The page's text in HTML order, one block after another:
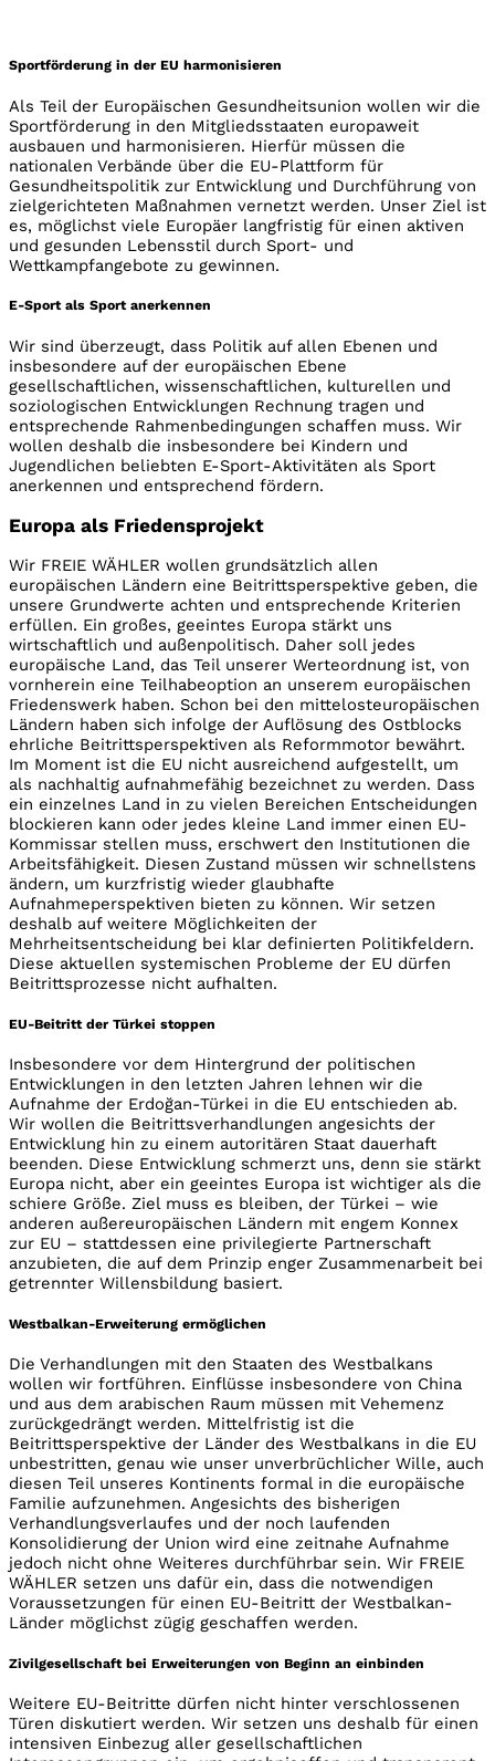
Sportförderung in der EU harmonisieren
Als Teil der Europäischen Gesundheitsunion wollen wir die
Sportförderung in den Mitgliedsstaaten europaweit
ausbauen und harmonisieren. Hierfür müssen die
nationalen Verbände über die EU-Plattform für
Gesundheitspolitik zur Entwicklung und Durchführung von
zielgerichteten Maßnahmen vernetzt werden. Unser Ziel ist
es, möglichst viele Europäer langfristig für einen aktiven
und gesunden Lebensstil durch Sport- und
Wettkampfangebote zu gewinnen.
E-Sport als Sport anerkennen
Wir sind überzeugt, dass Politik auf allen Ebenen und
insbesondere auf der europäischen Ebene
gesellschaftlichen, wissenschaftlichen, kulturellen und
soziologischen Entwicklungen Rechnung tragen und
entsprechende Rahmenbedingungen schaffen muss. Wir
wollen deshalb die insbesondere bei Kindern und
Jugendlichen beliebten E-Sport-Aktivitäten als Sport
anerkennen und entsprechend fördern.
Europa als Friedensprojekt
Wir FREIE WÄHLER wollen grundsätzlich allen
europäischen Ländern eine Beitrittsperspektive geben, die
unsere Grundwerte achten und entsprechende Kriterien
erfüllen. Ein großes, geeintes Europa stärkt uns
wirtschaftlich und außenpolitisch. Daher soll jedes
europäische Land, das Teil unserer Werteordnung ist, von
vornherein eine Teilhabeoption an unserem europäischen
Friedenswerk haben. Schon bei den mittelosteuropäischen
Ländern haben sich infolge der Auflösung des Ostblocks
ehrliche Beitrittsperspektiven als Reformmotor bewährt.
Im Moment ist die EU nicht ausreichend aufgestellt, um
als nachhaltig aufnahmefähig bezeichnet zu werden. Dass
ein einzelnes Land in zu vielen Bereichen Entscheidungen
blockieren kann oder jedes kleine Land immer einen EU-
Kommissar stellen muss, erschwert den Institutionen die
Arbeitsfähigkeit. Diesen Zustand müssen wir schnellstens
ändern, um kurzfristig wieder glaubhafte
Aufnahmeperspektiven bieten zu können. Wir setzen
deshalb auf weitere Möglichkeiten der
Mehrheitsentscheidung bei klar definierten Politikfeldern.
Diese aktuellen systemischen Probleme der EU dürfen
Beitrittsprozesse nicht aufhalten.
EU-Beitritt der Türkei stoppen
Insbesondere vor dem Hintergrund der politischen
Entwicklungen in den letzten Jahren lehnen wir die
Aufnahme der Erdoğan-Türkei in die EU entschieden ab.
Wir wollen die Beitrittsverhandlungen angesichts der
Entwicklung hin zu einem autoritären Staat dauerhaft
beenden. Diese Entwicklung schmerzt uns, denn sie stärkt
Europa nicht, aber ein geeintes Europa ist wichtiger als die
schiere Größe. Ziel muss es bleiben, der Türkei – wie
anderen außereuropäischen Ländern mit engem Konnex
zur EU – stattdessen eine privilegierte Partnerschaft
anzubieten, die auf dem Prinzip enger Zusammenarbeit bei
getrennter Willensbildung basiert.
Westbalkan-Erweiterung ermöglichen
Die Verhandlungen mit den Staaten des Westbalkans
wollen wir fortführen. Einflüsse insbesondere von China
und aus dem arabischen Raum müssen mit Vehemenz
zurückgedrängt werden. Mittelfristig ist die
Beitrittsperspektive der Länder des Westbalkans in die EU
unbestritten, genau wie unser unverbrüchlicher Wille, auch
diesen Teil unseres Kontinents formal in die europäische
Familie aufzunehmen. Angesichts des bisherigen
Verhandlungsverlaufes und der noch laufenden
Konsolidierung der Union wird eine zeitnahe Aufnahme
jedoch nicht ohne Weiteres durchführbar sein. Wir FREIE
WÄHLER setzen uns dafür ein, dass die notwendigen
Voraussetzungen für einen EU-Beitritt der Westbalkan-
Länder möglichst zügig geschaffen werden.
Zivilgesellschaft bei Erweiterungen von Beginn an einbinden
Weitere EU-Beitritte dürfen nicht hinter verschlossenen
Türen diskutiert werden. Wir setzen uns deshalb für einen
intensiven Einbezug aller gesellschaftlichen